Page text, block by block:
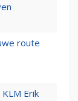
route
Erik